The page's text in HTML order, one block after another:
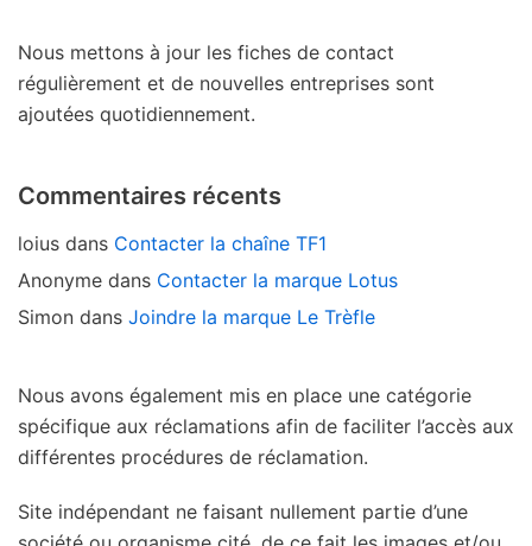
Nous mettons à jour les fiches de contact
régulièrement et de nouvelles entreprises sont
ajoutées quotidiennement.
Commentaires récents
loius dans Contacter la chaîne TF1
Anonyme dans Contacter la marque Lotus
Simon dans Joindre la marque Le Trèfle
Nous avons également mis en place une catégorie
spécifique aux réclamations afin de faciliter l’accès aux
différentes procédures de réclamation.
Site indépendant ne faisant nullement partie d’une